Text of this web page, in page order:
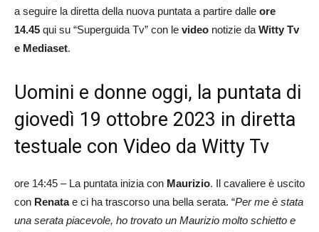
a seguire la diretta della nuova puntata a partire dalle ore
14.45 qui su “Superguida Tv” con le video notizie daWitty Tv
e Mediaset.
Uomini e donne oggi, la puntata di
giovedì 19 ottobre 2023 in diretta
testuale con Video da Witty Tv
ore 14:45 – La puntata inizia con Maurizio. Il cavaliere è uscito
con Renatae ci ha trascorso una bella serata. “Per me è stata
una serata piacevole, ho trovato un Maurizio molto schietto e